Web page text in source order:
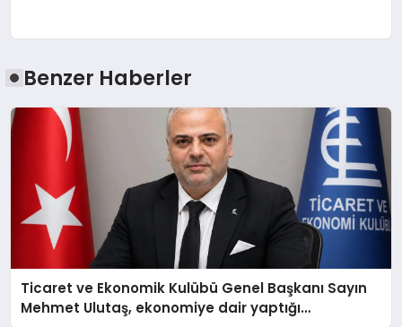
Benzer Haberler
Ticaret ve Ekonomik Kulübü Genel Başkanı Sayın
Mehmet Ulutaş, ekonomiye dair yaptığı